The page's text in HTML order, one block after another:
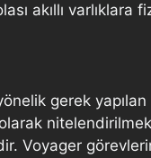
akıllı varlıklara
gerek